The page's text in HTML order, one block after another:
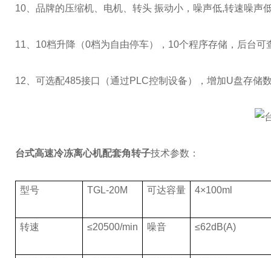
10、品牌的压缩机、电机、转头 振动小，噪声低,转速噪声
11、10档升降（0档为自由停车），10个程序存储，后台
12、可选配485接口（通过PLC控制设备），增加U盘存储
台式高速冷冻离心机配套角转子技术参数：
型号 TGL-20M 可达容量 4×100ml
转速 ≤20500/min 噪音 ≤62dB(A)